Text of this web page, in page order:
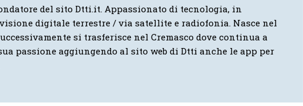
del sito Dtti.it. Appassionato di tecnologia, in
digitale terrestre / via satellite e radiofonia. Nasce nel
si trasferisce nel Cremasco dove continua a
passione aggiungendo al sito web di Dtti anche le app per